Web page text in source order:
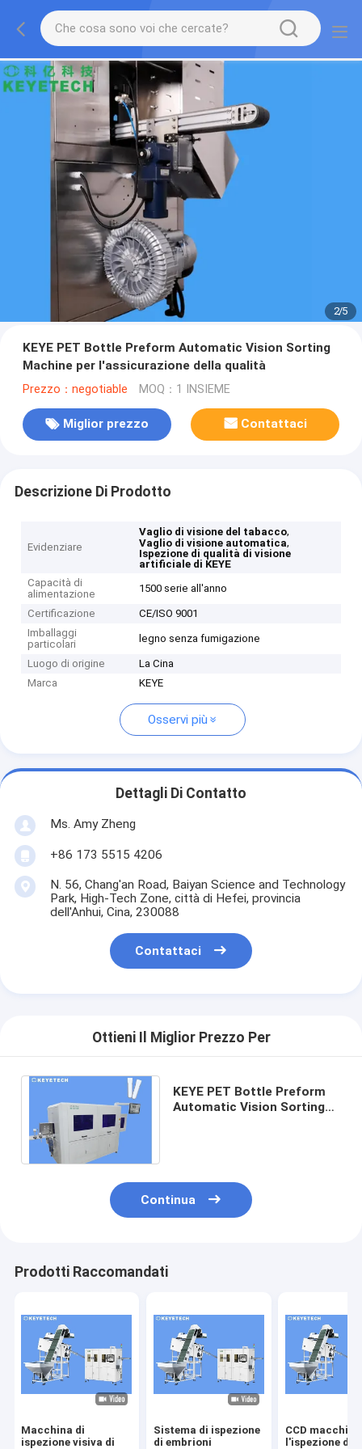
2/5
KEYE PET Bottle Preform Automatic Vision Sorting
Machine per l'assicurazione della qualità
Prezzo：negotiable MOQ：1 INSIEME
Miglior prezzo Contattaci
Descrizione Di Prodotto
Evidenziare
Vaglio di visione del tabacco,
Vaglio di visione automatica,
Ispezione di qualità di visione
artificiale di KEYE
Capacità di
alimentazione
1500 serie all'anno
Certificazione
CE/ISO 9001
Imballaggi
particolari
legno senza fumigazione
Luogo di origine
La Cina
Marca
KEYE
Osservi più
Dettagli Di Contatto
Ms. Amy Zheng
+86 173 5515 4206
N. 56, Chang'an Road, Baiyan Science and Technology
Park, High-Tech Zone, città di Hefei, provincia
dell'Anhui, Cina, 230088
Contattaci
Ottieni Il Miglior Prezzo Per
KEYE PET Bottle Preform
Automatic Vision Sorting
Continua
Prodotti Raccomandati
Macchina di
ispezione visiva di
Sistema di ispezione
di embrioni
CCD
l'ispezione